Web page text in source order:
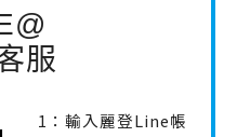
服
1：輸入麗登Line帳